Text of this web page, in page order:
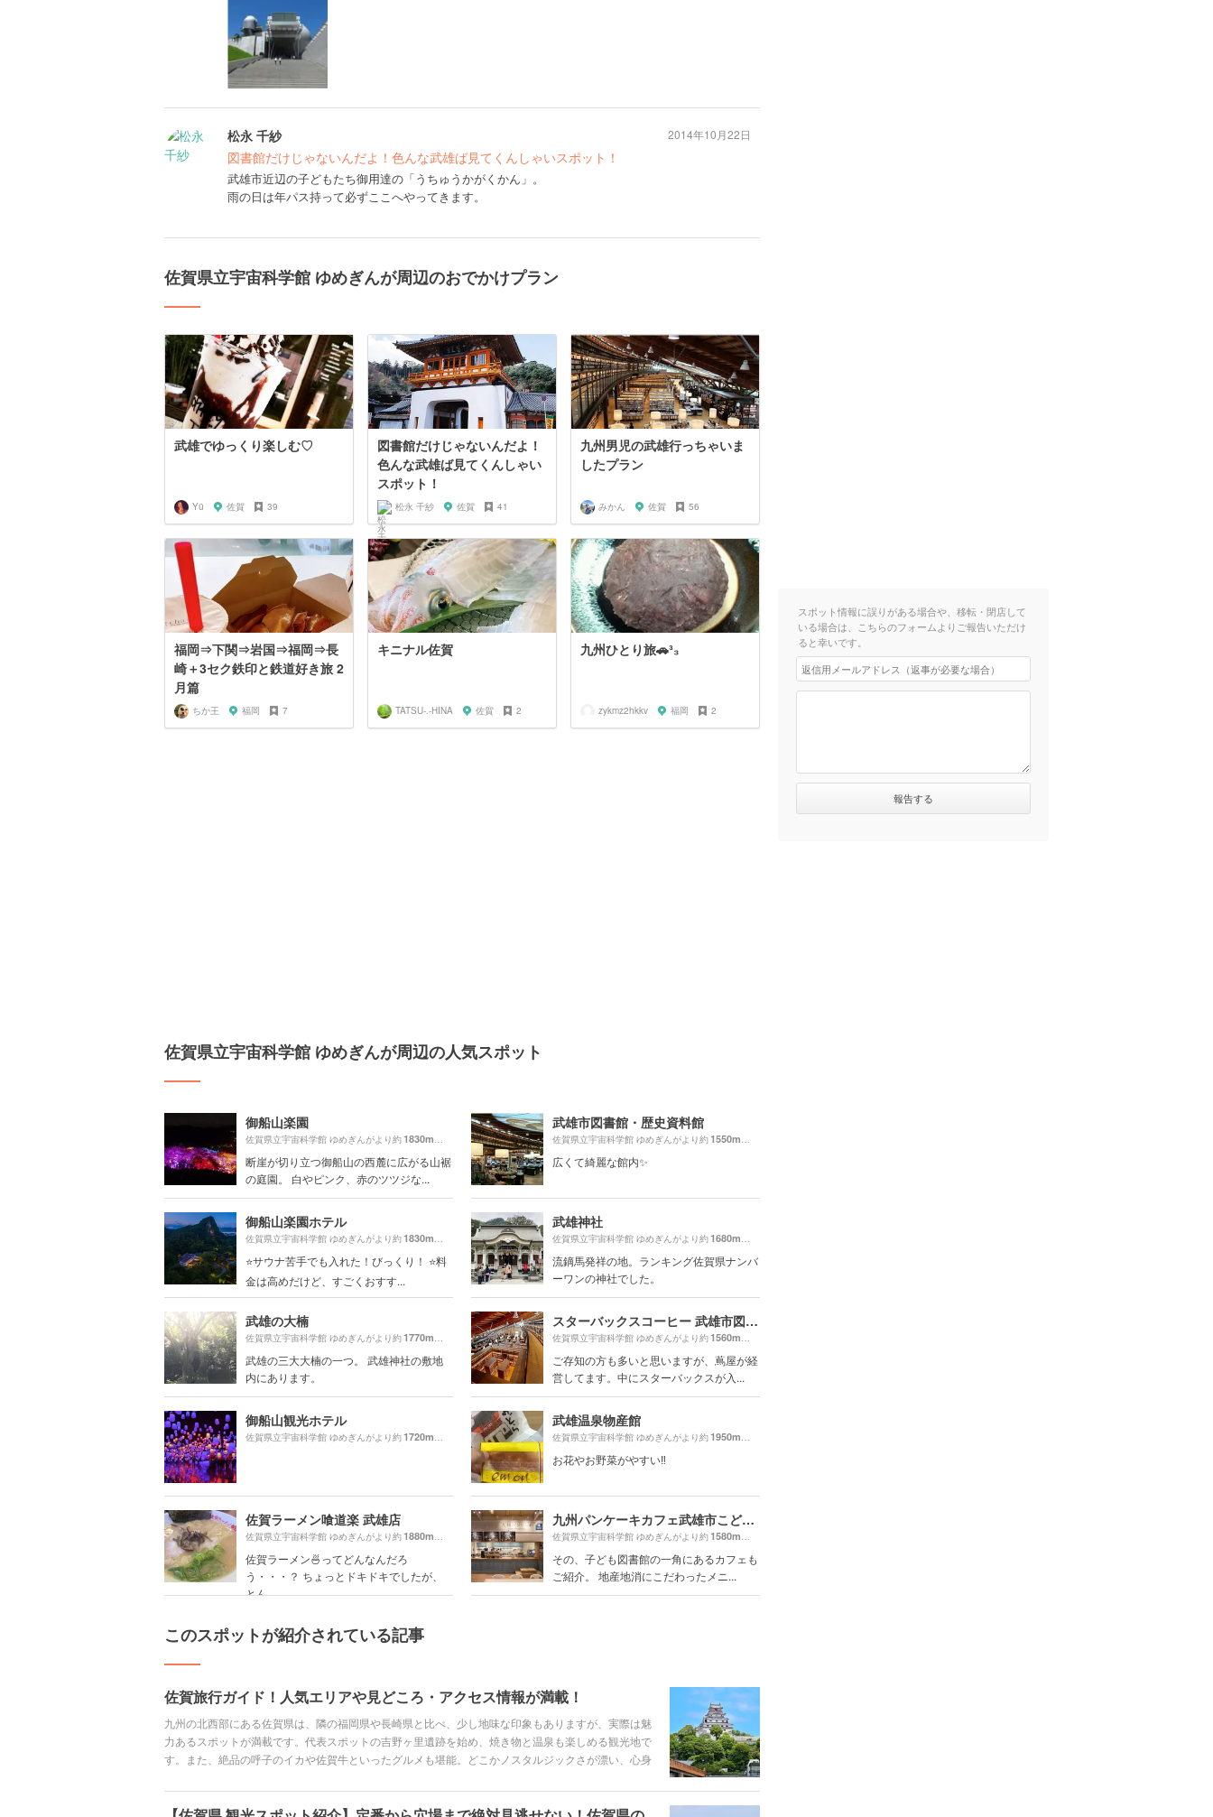
松永 千紗
図書館だけじゃないんだよ！色んな武雄ば見てくんしゃいスポット！
武雄市近辺の子どもたち御用達の「うちゅうかがくかん」。
雨の日は年パス持って必ずここへやってきます。
2014年10月22日
佐賀県立宇宙科学館 ゆめぎんが周辺のおでかけプラン
武雄でゆっくり楽しむ♡
Yü 佐賀 39
図書館だけじゃないんだよ！
色んな武雄ば見てくんしゃい
スポット！
松永 千紗 佐賀 41
九州男児の武雄行っちゃいま
したプラン
みかん 佐賀 56
福岡⇒下関⇒岩国⇒福岡⇒長
崎＋3セク鉄印と鉄道好き旅 2
月篇
ちか王 福岡 7
キニナル佐賀
TATSU-.-HINA 佐賀 2
九州ひとり旅🚗³₃
zykmz2hkkv 福岡 2
佐賀県立宇宙科学館 ゆめぎんが周辺の人気スポット
御船山楽園
佐賀県立宇宙科学館 ゆめぎんがより約1830m （徒歩31分）
断崖が切り立つ御船山の西麓に広がる山裾
の庭園。 白やピンク、赤のツツジな...
武雄市図書館・歴史資料館
佐賀県立宇宙科学館 ゆめぎんがより約1550m （徒歩26分）
広くて綺麗な館内✨
御船山楽園ホテル
佐賀県立宇宙科学館 ゆめぎんがより約1830m （徒歩31分）
⭐️サウナ苦手でも入れた！びっくり！ ⭐️料
金は高めだけど、すごくおすす...
武雄神社
佐賀県立宇宙科学館 ゆめぎんがより約1680m （徒歩28分）
流鏑馬発祥の地。ランキング佐賀県ナンバ
ーワンの神社でした。
武雄の大楠
佐賀県立宇宙科学館 ゆめぎんがより約1770m （徒歩30分）
武雄の三大大楠の一つ。 武雄神社の敷地
内にあります。
スターバックスコーヒー 武雄市図書館店（STARBUCKS COFFEE）
佐賀県立宇宙科学館 ゆめぎんがより約1560m （徒歩27分）
ご存知の方も多いと思いますが、蔦屋が経
営してます。中にスターバックスが入...
御船山観光ホテル
佐賀県立宇宙科学館 ゆめぎんがより約1720m （徒歩29分）
武雄温泉物産館
佐賀県立宇宙科学館 ゆめぎんがより約1950m （徒歩33分）
お花やお野菜がやすい‼️
佐賀ラーメン喰道楽 武雄店
佐賀県立宇宙科学館 ゆめぎんがより約1880m （徒歩32分）
佐賀ラーメン🍜ってどんなんだろ
う・・・？ ちょっとドキドキでしたが、
とん...
九州パンケーキカフェ武雄市こども図書館店
佐賀県立宇宙科学館 ゆめぎんがより約1580m （徒歩27分）
その、子ども図書館の一角にあるカフェも
ご紹介。 地産地消にこだわったメニ...
このスポットが紹介されている記事
佐賀旅行ガイド！人気エリアや見どころ・アクセス情報が満載！
九州の北西部にある佐賀県は、隣の福岡県や長崎県と比べ、少し地味な印象もありますが、実際は魅
力あるスポットが満載です。代表スポットの吉野ヶ里遺跡を始め、焼き物と温泉も楽しめる観光地で
す。また、絶品の呼子のイカや佐賀牛といったグルメも堪能。どこかノスタルジックさが漂い、心身
情報までご紹介します。
スポット情報に誤りがある場合や、移転・閉店して
いる場合は、こちらのフォームよりご報告いただけ
ると幸いです。